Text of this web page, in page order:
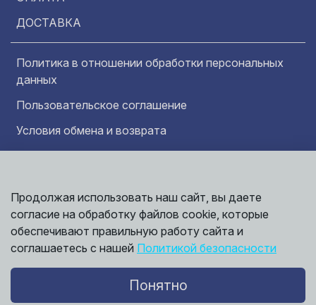
ДОСТАВКА
Политика в отношении обработки персональных
данных
Пользовательское соглашение
Условия обмена и возврата
©
Информация представленная на сайте
носит исключительно ознакомительный
характер и ни при каких условиях не может
считаться публичной офертой. Точные
сведения о ценах, условиях продажи и
Политика конфиденциальности
Продолжая использовать наш сайт, вы даете
согласие на обработку файлов cookie, которые
обеспечивают правильную работу сайта и
соглашаетесь с нашей Политикой безопасности
Понятно
обработки